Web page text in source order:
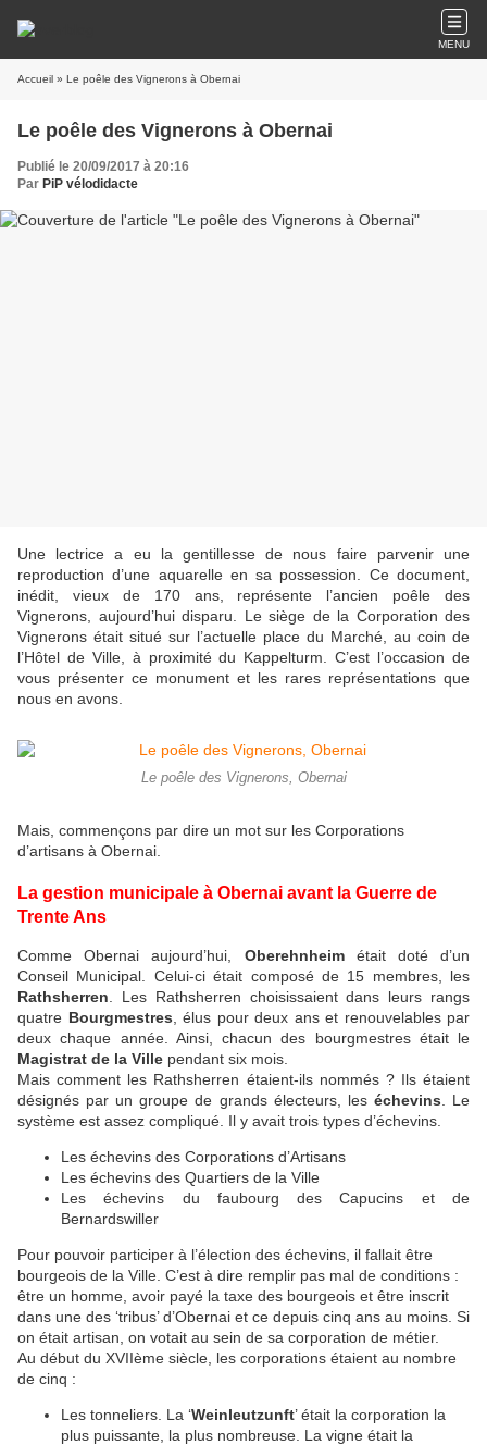
MENU
Accueil » Le poêle des Vignerons à Obernai
Le poêle des Vignerons à Obernai
Publié le 20/09/2017 à 20:16
Par PiP vélodidacte
Une lectrice a eu la gentillesse de nous faire parvenir une
reproduction d’une aquarelle en sa possession. Ce document,
inédit, vieux de 170 ans, représente l’ancien poêle des
Vignerons, aujourd’hui disparu. Le siège de la Corporation des
Vignerons était situé sur l’actuelle place du Marché, au coin de
l’Hôtel de Ville, à proximité du Kappelturm. C’est l’occasion de
vous présenter ce monument et les rares représentations que
nous en avons.
Le poêle des Vignerons, Obernai
Mais, commençons par dire un mot sur les Corporations
d’artisans à Obernai.
La gestion municipale à Obernai avant la Guerre de
Trente Ans
Comme Obernai aujourd’hui, Oberehnheimétait doté d’un
Conseil Municipal. Celui-ci était composé de 15 membres, les
Rathsherren . Les Rathsherren choisissaient dans leurs rangs
quatre Bourgmestres , élus pour deux ans et renouvelables par
deux chaque année. Ainsi, chacun des bourgmestres était le
Magistrat de la Ville pendant six mois.
Mais comment les Rathsherren étaient-ils nommés ? Ils étaient
désignés par un groupe de grands électeurs, les échevins . Le
système est assez compliqué. Il y avait trois types d’échevins.
Les échevins des Corporations d’Artisans
Les échevins des Quartiers de la Ville
Les échevins du faubourg des Capucins et de
Bernardswiller
Pour pouvoir participer à l’élection des échevins, il fallait être
bourgeois de la Ville. C’est à dire remplir pas mal de conditions :
être un homme, avoir payé la taxe des bourgeois et être inscrit
dans une des ‘tribus’ d’Obernai et ce depuis cinq ans au moins. Si
on était artisan, on votait au sein de sa corporation de métier.
Au début du XVIIème siècle, les corporations étaient au nombre
de cinq :
Les tonneliers. La ‘Weinleutzunft’ était la corporation la
plus puissante, la plus nombreuse. La vigne était la